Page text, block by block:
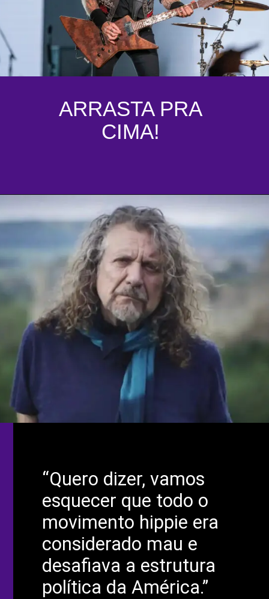
ARRASTA PRA
CIMA!
“Quero dizer, vamos
esquecer que todo o
movimento hippie era
considerado mau e
desafiava a estrutura
política da América.”